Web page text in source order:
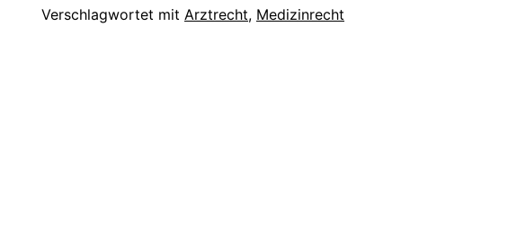
Verschlagwortet mit Arztrecht, Medizinrecht